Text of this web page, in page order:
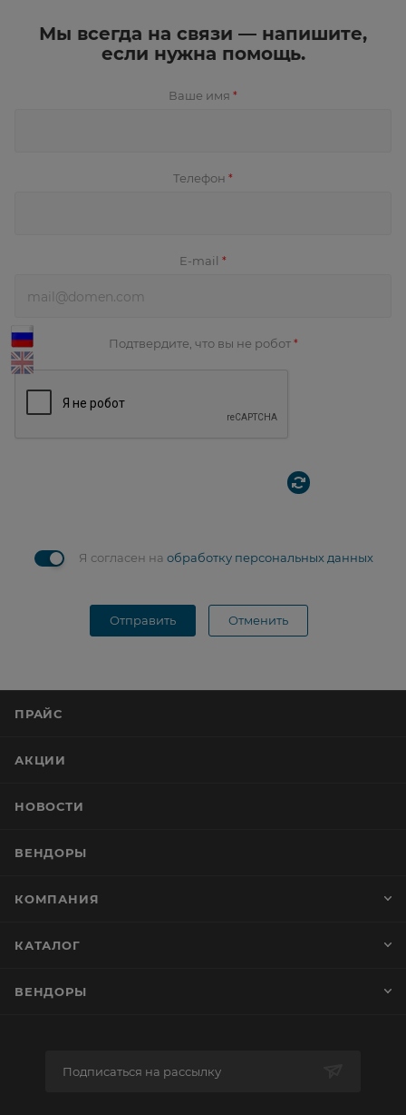
Мы всегда на связи — напишите,
если нужна помощь.
Ваше имя *
Телефон *
E-mail *
Подтвердите, что вы не робот *
Я согласен на обработку персональных данных
Отправить Отменить
ПРАЙС
АКЦИИ
НОВОСТИ
ВЕНДОРЫ
КОМПАНИЯ
КАТАЛОГ
ВЕНДОРЫ
Подписаться на рассылку